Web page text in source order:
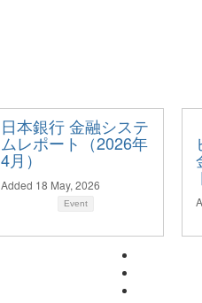
日本銀行 金融システ
ムレポート（2026年
4月）
Added 18 May, 2026
Event